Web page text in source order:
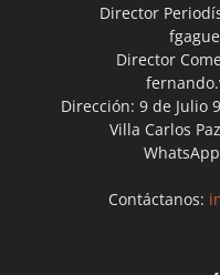
Director
Director
Dirección: 9 de Julio
Villa Carlos
Contáctanos: